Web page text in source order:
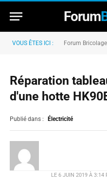
Forum
VOUS ÊTES ICI : Forum Bricolage
Réparation
d'une hotte
Publié dans : Électricité
LE 6 JUIN 2019 À 3:14